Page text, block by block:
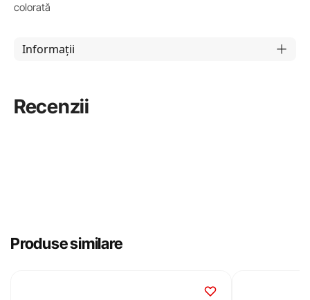
colorată
Informații
Recenzii
Produse similare